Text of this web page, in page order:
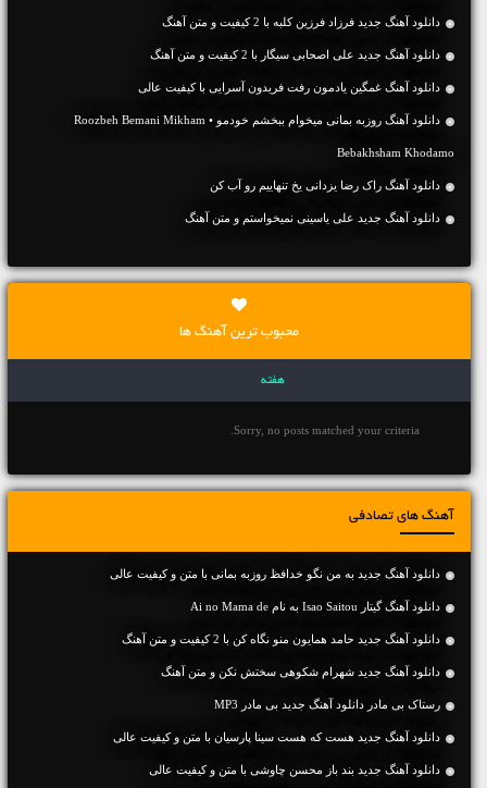
دانلود آهنگ جديد فرزاد فرزین کلبه با 2 کیفیت و متن آهنگ
دانلود آهنگ جديد علی اصحابی سیگار با 2 کیفیت و متن آهنگ
دانلود آهنگ غمگین یادمون رفت فریدون آسرایی با کیفیت عالی
دانلود آهنگ روزبه بمانی میخوام ببخشم خودمو • Roozbeh Bemani Mikham
Bebakhsham Khodamo
دانلود آهنگ راک رضا یزدانی یخ تنهاییم رو آب کن
دانلود آهنگ جديد علی یاسینی نمیخواستم و متن آهنگ
محبوب ترین آهنگ ها
هفته
Sorry, no posts matched your criteria.
آهنگ های تصادفی
دانلود آهنگ جديد به من نگو خدافظ روزبه بمانی با متن و کیفیت عالی
دانلود آهنگ گیتار Isao Saitou به نام Ai no Mama de
دانلود آهنگ جديد حامد همایون منو نگاه کن با 2 کیفیت و متن آهنگ
دانلود آهنگ جديد شهرام شکوهی سختش نکن و متن آهنگ
رستاک بی مادر دانلود آهنگ جدید بی مادر MP3
دانلود آهنگ جديد هست که هست سینا پارسیان با متن و کیفیت عالی
دانلود آهنگ جديد بند باز محسن چاوشی با متن و کیفیت عالی